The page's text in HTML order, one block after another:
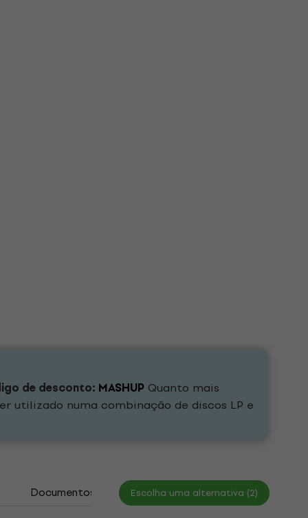
de desconto: MASHUP Quanto mais
utilizado numa combinação de discos LP e
Documentos Escolha uma alternativa (2)